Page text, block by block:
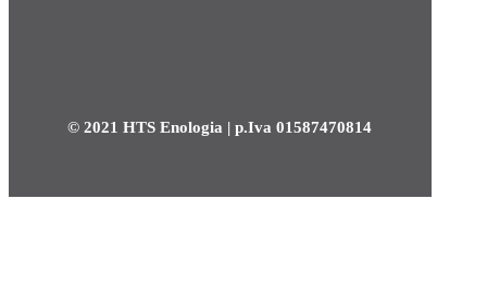
© 2021 HTS Enologia | p.Iva 01587470814